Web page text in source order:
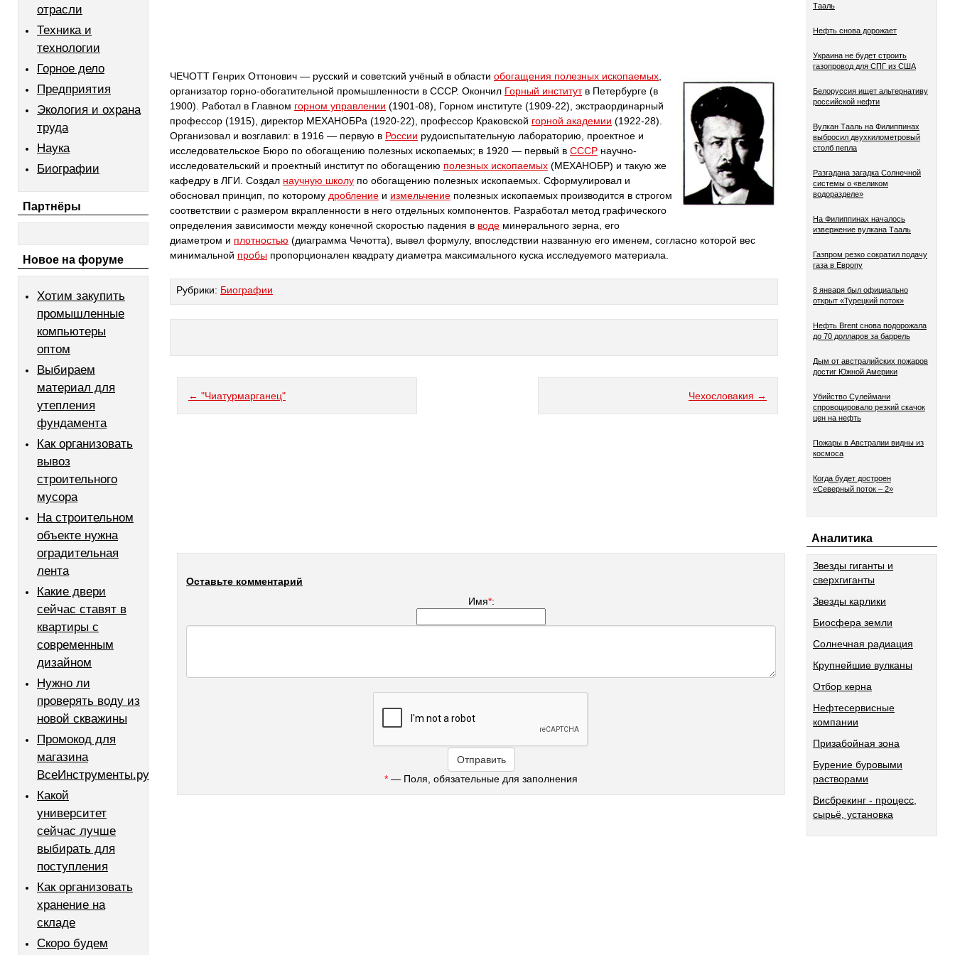
отрасли
Техника и
технологии
Горное дело
Предприятия
Экология и охрана
труда
Наука
Биографии
Партнёры
Новое на форуме
Хотим закупить
промышленные
компьютеры
оптом
Выбираем
материал для
утепления
фундамента
Как организовать
вывоз
строительного
мусора
На строительном
объекте нужна
оградительная
лента
Какие двери
сейчас ставят в
квартиры с
современным
дизайном
Нужно ли
проверять воду из
новой скважины
Промокод для
магазина
ВсеИнструменты.ру
Какой
университет
сейчас лучше
выбирать для
поступления
Как организовать
хранение на
складе
Скоро будем
ЧЕЧОТТ Генрих Оттонович — русский и советский учёный в области обогащения полезных ископаемых
организатор горно-обогатительной промышленности в CCCP. Окончил Горный институтв Петербурге (в
1900). Работал в Главном горном управлении (1901-08), Горном институте (1909-22), экстраординарный
профессор (1915), директор МЕХАНОБРа (1920-22), профессор Краковской горной академии (1922-28).
Организовал и возглавил: в 1916 — первую в России рудоиспытательную лабораторию, проектное и
исследовательское Бюро по обогащению полезных ископаемых; в 1920 — первый в CCCP научно-
исследовательский и проектный институт по обогащению полезных ископаемых (МЕХАНОБР) и такую же
кафедру в ЛГИ. Создал научную школу по обогащению полезных ископаемых. Сформулировал и
обосновал принцип, по которому дробление и измельчение полезных ископаемых производится в строгом
соответствии с размером вкрапленности в него отдельных компонентов. Разработал метод графического
определения зависимости между конечной скоростью падения в воде минерального зерна, его
диаметром и плотностью (диаграмма Чечотта), вывел формулу, впоследствии названную его именем, согласно которой вес
минимальной пробы пропорционален квадрату диаметра максимального куска исследуемого материала.
Рубрики: Биографии
← "Чиатурмарганец" Чехословакия →
Оставьте комментарий
Имя*:
* — Поля, обязательные для заполнения
Тааль
Нефть снова дорожает
Украина не будет строить
газопровод для СПГ из США
Белоруссия ищет альтернативу
российской нефти
Вулкан Тааль на Филиппинах
выбросил двухкилометровый
столб пепла
Разгадана загадка Солнечной
системы о «великом
водоразделе»
На Филиппинах началось
извержение вулкана Тааль
Газпром резко сократил подачу
газа в Европу
8 января был официально
открыт «Турецкий поток»
Нефть Brent снова подорожала
до 70 долларов за баррель
Дым от австралийских пожаров
достиг Южной Америки
Убийство Сулеймани
спровоцировало резкий скачок
цен на нефть
Пожары в Австралии видны из
космоса
Когда будет достроен
«Северный поток – 2»
Аналитика
Звезды гиганты и
сверхгиганты
Звезды карлики
Биосфера земли
Солнечная радиация
Крупнейшие вулканы
Отбор керна
Нефтесервисные
компании
Призабойная зона
Бурение буровыми
растворами
Висбрекинг - процесс,
сырьё, установка